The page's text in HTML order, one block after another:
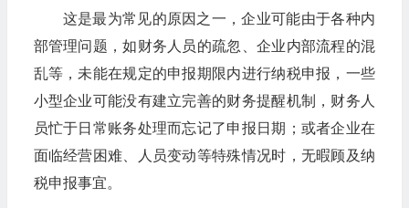
这是最为常见的原因之一，企业可能由于各种内
部管理问题，如财务人员的疏忽、企业内部流程的混
乱等，未能在规定的申报期限内进行纳税申报，一些
小型企业可能没有建立完善的财务提醒机制，财务人
员忙于日常账务处理而忘记了申报日期；或者企业在
面临经营困难、人员变动等特殊情况时，无暇顾及纳
税申报事宜。